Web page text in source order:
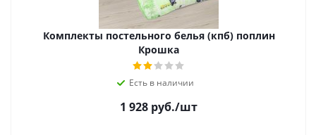
Комплекты постельного белья (кпб) поплин
Крошка
Есть в наличии
1 928 руб./шт